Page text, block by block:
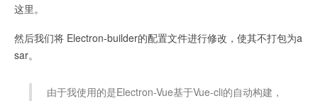
这里。
然后我们将 Electron-builder的配置文件进行修改，使其不打包为a
sar。
由于我使用的是Electron-Vue基于Vue-cli的自动构建，